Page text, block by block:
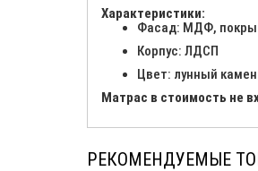
Характеристики:
Фасад: МДФ,
Корпус: ЛДСП
Цвет: лунный
Матрас в стоимость не
РЕКОМЕНДУЕМЫЕ